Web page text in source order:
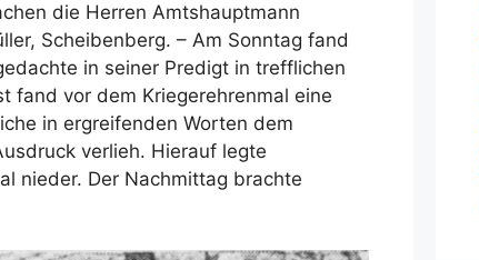
die Herren Amtshauptmann
Scheibenberg. – Am Sonntag fand
in seiner Predigt in trefflichen
fand vor dem Kriegerehrenmal eine
in ergreifenden Worten dem
verlieh. Hierauf legte
nieder. Der Nachmittag brachte